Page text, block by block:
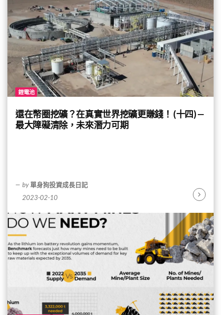
鋰電池
還在幣圈挖礦？在真實世界挖礦更賺錢！ (十四) —
最大障礙清除，未來潛力可期
by 單身狗投資成長日記
2023-02-10